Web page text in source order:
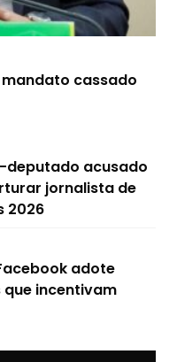
cassado
deputado acusado
jornalista de
2026
adote
incentivam